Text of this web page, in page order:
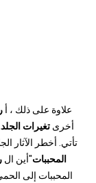
علاوة على ذلك ، أ
أخرى تغيرات الجلد
تأتي. أخطر الآثار
المحببات"أين ال
المحببات إلى